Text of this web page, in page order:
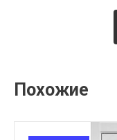
Похожие